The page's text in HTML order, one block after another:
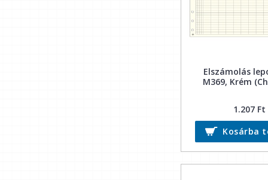
Elszámolás
M369, Krém
1.207 Ft
Kosárba